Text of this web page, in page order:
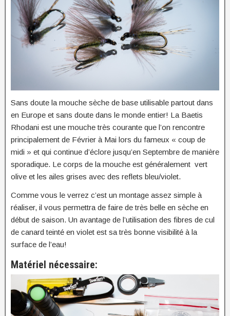
Sans doute la mouche sèche de base utilisable partout dans
en Europe et sans doute dans le monde entier! La Baetis
Rhodani est une mouche très courante que l’on rencontre
principalement de Février à Mai lors du fameux « coup de
midi » et qui continue d’éclore jusqu’en Septembre de manière
sporadique. Le corps de la mouche est généralement vert
olive et les ailes grises avec des reflets bleu/violet.
Comme vous le verrez c’est un montage assez simple à
réaliser, il vous permettra de faire de très belle en sèche en
début de saison. Un avantage de l’utilisation des fibres de cul
de canard teinté en violet est sa très bonne visibilité à la
surface de l’eau!
Matériel nécessaire: